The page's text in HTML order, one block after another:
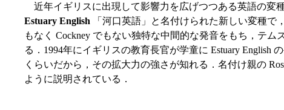
近年イギリスに出現して影響力を広げつつある英語の変種
Estuary English 「河口英語」と名付けられた新しい変種で
もなく Cockney でもない独特な中間的な発音をもち，テ
る．1994年にイギリスの教育長官が学童に Estuary English
くらいだから，その拡大力の強さが知れる．名付け親の
ように説明されている．